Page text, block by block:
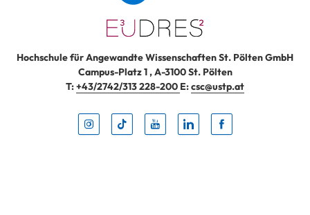
Hochschule für Angewandte Wissenschaften St. Pölten GmbH
Campus-Platz 1,A-3100St. Pölten
T:+43/2742/313 228-200 E:csc@ustp.at